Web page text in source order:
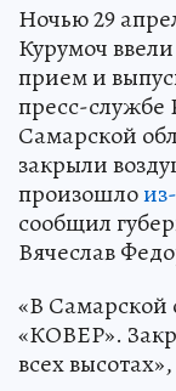
Ночью 29
Курумоч
прием и
пресс-службе
Самарской
закрыли
произошло
сообщил
Вячеслав
«В Самарской
«КОВЕР».
всех